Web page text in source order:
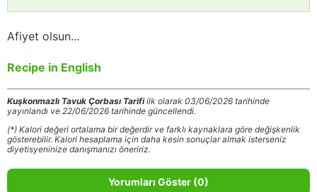
Afiyet olsun...
Recipe in English
Kuşkonmazlı Tavuk Çorbası Tarifiilk olarak 03/06/2026 tarihinde
yayınlandı ve 22/06/2026 tarihinde güncellendi.
(*) Kalori değeri ortalama bir değerdir ve farklı kaynaklara göre değişkenlik
gösterebilir. Kalori hesaplama için daha kesin sonuçlar almak isterseniz
diyetisyeninize danışmanızı öneririz.
Yorumları Göster (0)